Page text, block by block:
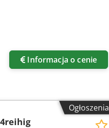
Informacja o cenie
Ogłoszenia